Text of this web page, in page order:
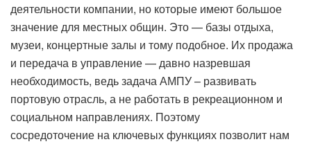
деятельности компании, но которые имеют большое
значение для местных общин. Это — базы отдыха,
музеи, концертные залы и тому подобное. Их продажа
и передача в управление — давно назревшая
необходимость, ведь задача АМПУ – развивать
портовую отрасль, а не работать в рекреационном и
социальном направлениях. Поэтому
сосредоточение на ключевых функциях позволит нам